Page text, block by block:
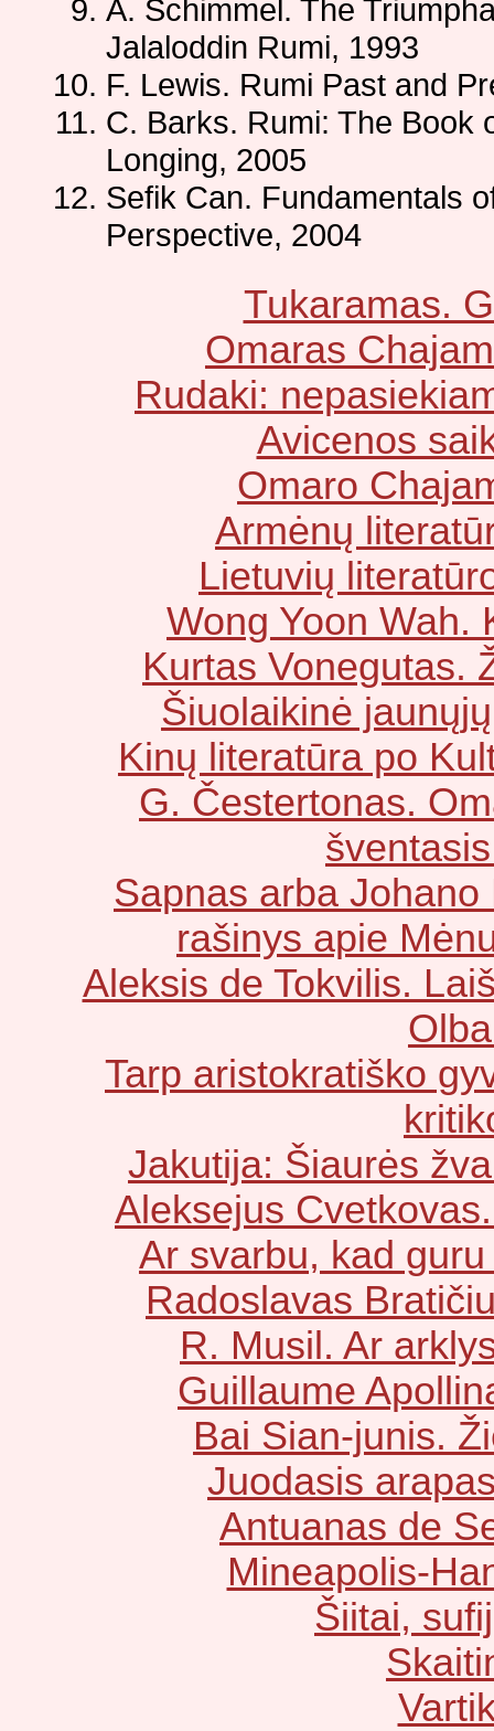
A. Schimmel. The
Jalaloddin Rumi, 1993
F. Lewis. Rumi Past and
C. Barks. Rumi: The Book
Longing, 2005
Sefik Can. Fundamentals
Perspective, 2004
Tukaramas.
Omaras
Rudaki:
Avicenos
Omaro
Armėnų
Lietuvių
Wong Yoon Wah.
Kurtas Vonegutas.
Šiuolaikinė
Kinų literatūra po
G. Čestertonas.
Sapnas arba
rašinys apie
Aleksis de Tokvilis.
Tarp aristokratiško
Jakutija: Šiaurės
Aleksejus
Ar svarbu, kad
Radoslavas
R. Musil. Ar
Guillaume
Bai Sian-junis.
Juodasis
Antuanas de
Mineapolis-
Šiitai,